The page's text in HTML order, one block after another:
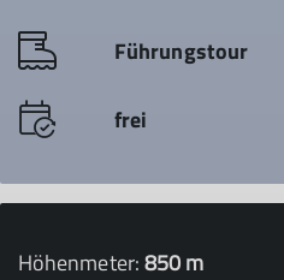
Führungstour
frei
Höhenmeter:850 m